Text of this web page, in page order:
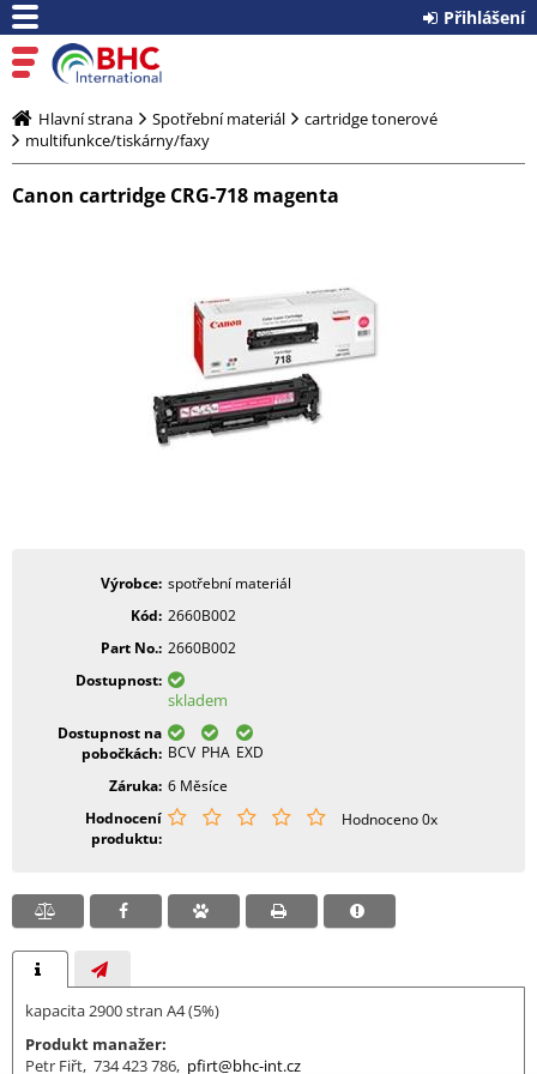
Přihlášení
Hlavní strana Spotřební materiál
cartridge tonerové
multifunkce/tiskárny/faxy
Canon cartridge CRG-718 magenta
Výrobce spotřební materiál
Kód 2660B002
Part No. 2660B002
Dostupnost
skladem
Dostupnost na
pobočkách BCV PHA EXD
Záruka 6 Měsíce
Hodnocení
produktu
Hodnoceno 0x
kapacita 2900 stran A4 (5%)
Produkt manažer:
Petr Fiřt, 734 423 786, pfirt@bhc-int.cz